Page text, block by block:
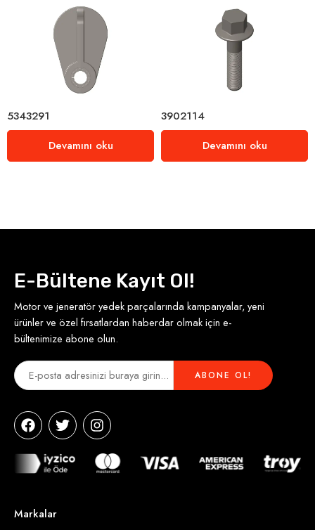
5343291
Devamını oku
3902114
Devamını oku
E-Bültene Kayıt Ol!
Motor ve jeneratör yedek parçalarında kampanyalar, yeni
ürünler ve özel fırsatlardan haberdar olmak için e-
bültenimize abone olun.
Markalar